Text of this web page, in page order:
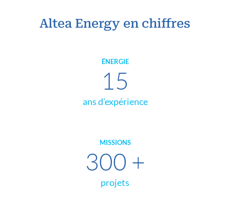
Altea Energy en chiffres
ÉNERGIE
15
ans d'expérience
MISSIONS
300 +
projets